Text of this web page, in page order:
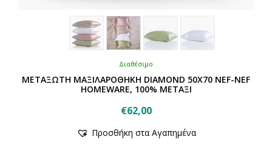
Διαθέσιμο
ΜΕΤΑΞΩΤΗ ΜΑΞΙΛΑΡΟΘΗΚΗ DIAMOND 50X70 NEF-NEF
HOMEWARE, 100% ΜΕΤΑΞΙ
€62,00
το
Προσθήκη στα Αγαπημένα